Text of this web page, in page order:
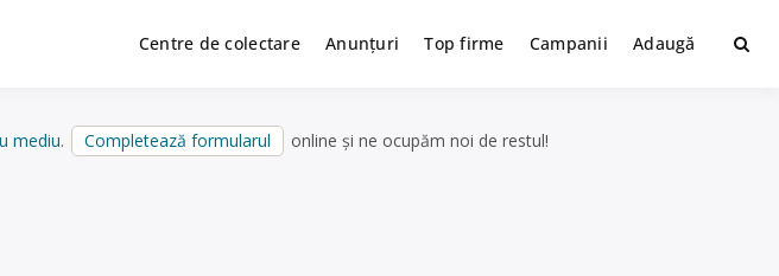
Centre de colectare Anunțuri Top firme Campanii Adaugă
mediu. Completează formularul online și ne ocupăm noi de restul!